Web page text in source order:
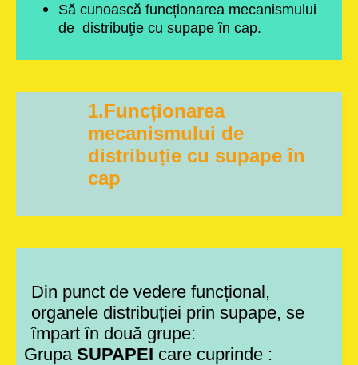
Să cunoască funcționarea mecanismului
de distribuţie cu supape în cap.
1.Funcționarea
mecanismului de
distribuție cu supape în
cap
Din punct de vedere funcțional,
organele distribuției prin supape, se
împart în două grupe:
Grupa SUPAPEI care cuprinde :